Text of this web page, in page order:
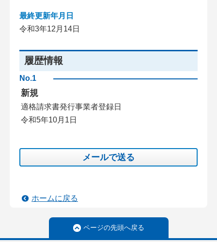
最終更新年月日
令和3年12月14日
履歴情報
No.1
新規
適格請求書発行事業者登録日
令和5年10月1日
メールで送る
ホームに戻る
ページの先頭へ戻る